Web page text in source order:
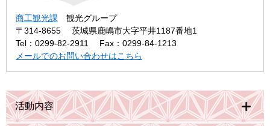
商工観光課
観光グループ
〒314-8655
茨城県鹿嶋市大字平井1187番地1
Tel：0299-82-2911
Fax：0299-84-1213
メールでのお問い合わせはこちら
活動内容